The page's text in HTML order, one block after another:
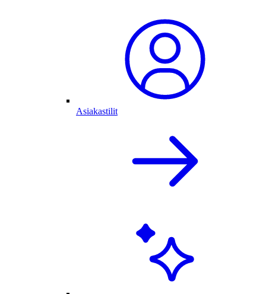
Asiakastilit